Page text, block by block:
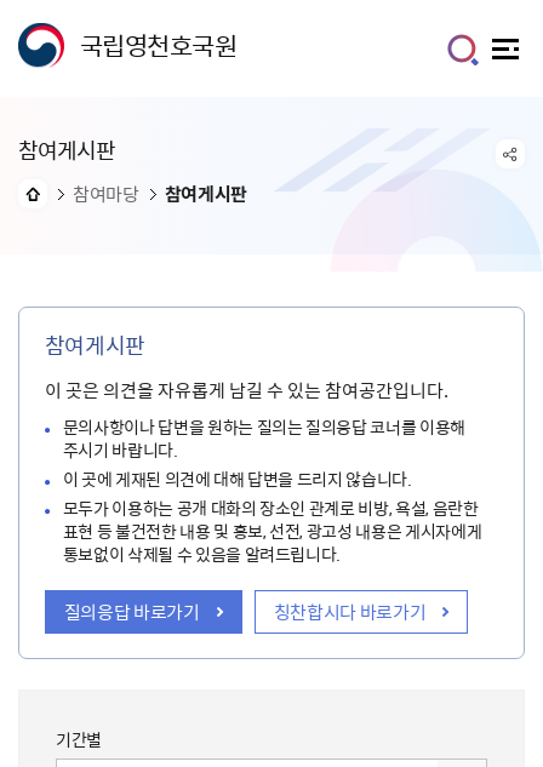
국립영천호국원
참여게시판
참여마당 참여게시판
참여게시판
이 곳은 의견을 자유롭게 남길 수 있는 참여공간입니다.
문의사항이나 답변을 원하는 질의는 질의응답 코너를 이용해
주시기 바랍니다.
이 곳에 게재된 의견에 대해 답변을 드리지 않습니다.
모두가 이용하는 공개 대화의 장소인 관계로 비방, 욕설, 음란한
표현 등 불건전한 내용 및 홍보, 선전, 광고성 내용은 게시자에게
통보없이 삭제될 수 있음을 알려드립니다.
질의응답 바로가기 칭찬합시다 바로가기
기간별